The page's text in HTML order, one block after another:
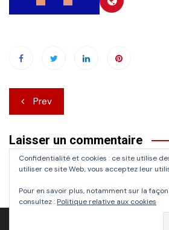
Navigation
de
l’article
Prev
Laisser un commentaire
Vous devezvous connecterpour
Confidentialité et cookies : ce site utilise
utiliser ce site Web, vous acceptez leur
Pour en savoir plus, notamment sur la
consultez : Politique relative aux cookies